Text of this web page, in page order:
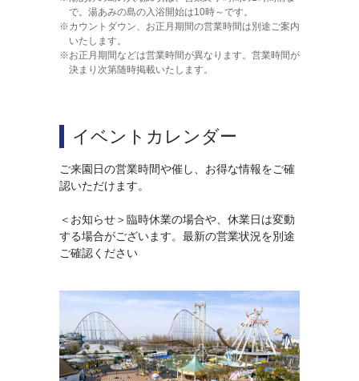
で。湯あみの島の入浴開始は10時～です。
カウントダウン、お正月期間の営業時間は別途ご案内
いたします。
お正月期間などは営業時間が異なります。営業時間が
決まり次第随時掲載いたします。
イベントカレンダー
ご来園日の営業時間や催し、お得な情報をご確
認いただけます。
＜お知らせ＞臨時休業の場合や、休業日は変動
する場合がございます。最新の営業状況を別途
ご確認ください